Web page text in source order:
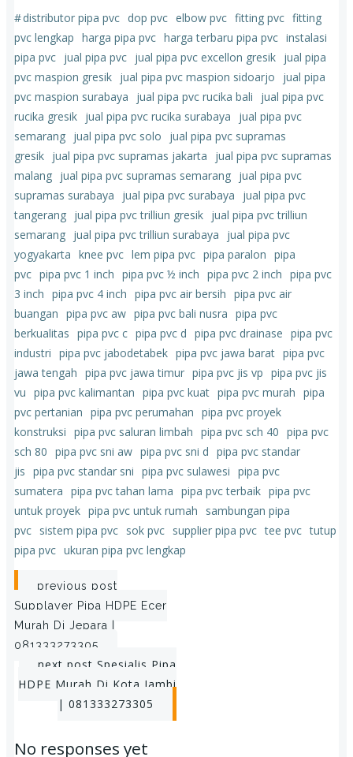
#distributor pipa pvc dop pvc elbow pvc fitting pvc fitting
pvc lengkap harga pipa pvc harga terbaru pipa pvc instalasi
pipa pvc jual pipa pvc jual pipa pvc excellon gresik jual pipa
pvc maspion gresik jual pipa pvc maspion sidoarjo
jual pipa
pvc maspion surabaya
jual pipa pvc rucika bali
jual pipa pvc
rucika gresik jual pipa pvc rucika surabaya
jual pipa pvc
semarang jual pipa pvc solo
jual pipa pvc supramas
gresik jual pipa pvc supramas jakarta
jual pipa pvc supramas
malang jual pipa pvc supramas semarang jual pipa pvc
supramas surabaya
jual pipa pvc surabaya
jual pipa pvc
tangerang jual pipa pvc trilliun gresik jual pipa pvc trilliun
semarang jual pipa pvc trilliun surabaya
jual pipa pvc
yogyakarta knee pvc lem pipa pvc pipa paralon pipa
pvc pipa pvc 1 inch pipa pvc ½ inch pipa pvc 2 inch pipa pvc
3 inch pipa pvc 4 inch pipa pvc air bersih pipa pvc air
buangan pipa pvc aw pipa pvc bali nusra pipa pvc
berkualitas pipa pvc c pipa pvc d pipa pvc drainase pipa pvc
industri pipa pvc jabodetabek pipa pvc jawa barat pipa pvc
jawa tengah pipa pvc jawa timur pipa pvc jis vp pipa pvc jis
vu pipa pvc kalimantan pipa pvc kuat pipa pvc murah pipa
pvc pertanian pipa pvc perumahan pipa pvc proyek
konstruksi pipa pvc saluran limbah pipa pvc sch 40 pipa pvc
sch 80 pipa pvc sni aw pipa pvc sni d pipa pvc standar
jis pipa pvc standar sni pipa pvc sulawesi pipa pvc
sumatera pipa pvc tahan lama pipa pvc terbaik pipa pvc
untuk proyek pipa pvc untuk rumah
sambungan pipa
pvc sistem pipa pvc sok pvc supplier pipa pvc tee pvc tutup
pipa pvc ukuran pipa pvc lengkap
Post
navigation
previous post
Supplayer Pipa HDPE Ecer
Murah Di Jepara |
081333273305
Post
navigation
next post Spesialis Pipa
HDPE Murah Di Kota Jambi
| 081333273305
No responses yet